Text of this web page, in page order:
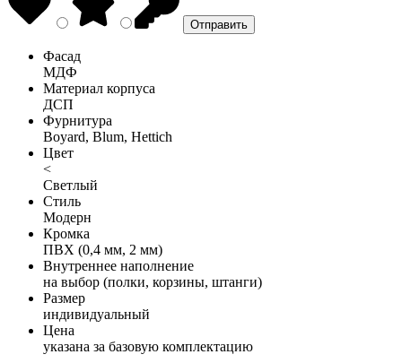
Фасад
МДФ
Материал корпуса
ДСП
Фурнитура
Boyard, Blum, Hettich
Цвет
<
Светлый
Стиль
Модерн
Кромка
ПВХ (0,4 мм, 2 мм)
Внутреннее наполнение
на выбор (полки, корзины, штанги)
Размер
индивидуальный
Цена
указана за базовую комплектацию